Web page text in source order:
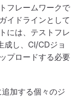
フレームワークで
イドラインとして
には、テストフレ
成し、CI/CDジョ
プロードする必要
加する個々のジ